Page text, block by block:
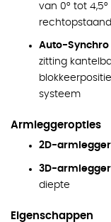
van 0° tot
Auto-Synchro
zitting
systeem
Armleggeropties
2D-
3D-
diepte
Eigenschappen